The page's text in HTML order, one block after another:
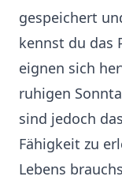
gespeichert
kennst du das
eignen sich
ruhigen
sind jedoch
Fähigkeit zu
Lebens